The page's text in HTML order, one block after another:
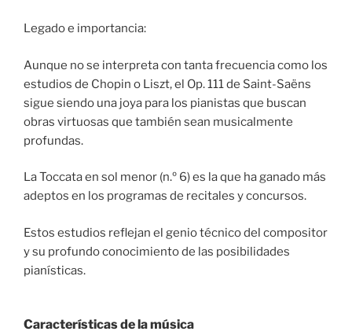
Legado e importancia:
Aunque no se interpreta con tanta frecuencia como los
estudios de Chopin o Liszt, el Op. 111 de Saint-Saëns
sigue siendo una joya para los pianistas que buscan
obras virtuosas que también sean musicalmente
profundas.
La Toccata en sol menor (n.º 6) es la que ha ganado más
adeptos en los programas de recitales y concursos.
Estos estudios reflejan el genio técnico del compositor
y su profundo conocimiento de las posibilidades
pianísticas.
Características de la música